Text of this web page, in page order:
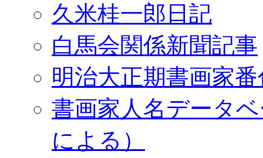
久米桂一郎日記
白馬会関係新聞記事
明治大正期書画家
書画家人名データ
による）